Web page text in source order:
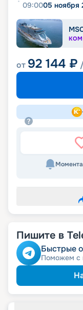
09:0005 ноября
от 92 144 ₽
Пишите в
Быстрые
Поможем с